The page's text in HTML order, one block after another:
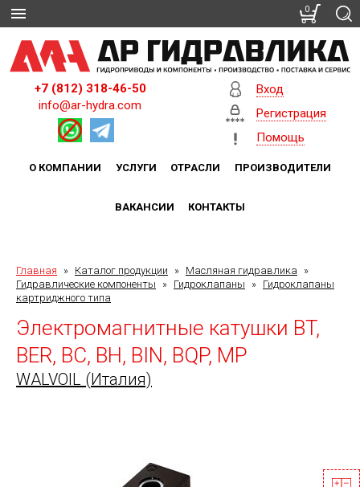
+7 (812) 318-46-50
info@ar-hydra.com
Вход
Регистрация
Помощь
О КОМПАНИИ УСЛУГИ ОТРАСЛИ ПРОИЗВОДИТЕЛИ
ВАКАНСИИ КОНТАКТЫ
Главная » Каталог продукции » Масляная гидравлика
»
Гидравлические компоненты
» Гидроклапаны » Гидроклапаны
картриджного типа
Электромагнитные катушки BT,
BER, BC, BH, BIN, BQP, MP
WALVOIL (Италия)
0